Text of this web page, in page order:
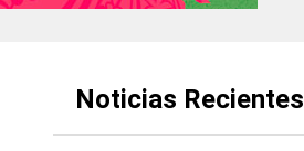
Noticias Recientes